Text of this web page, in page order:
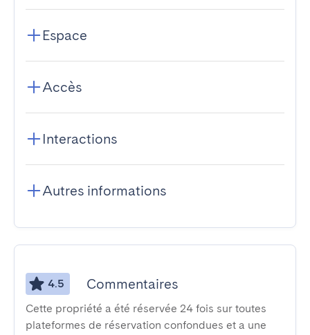
Espace
Accès
Interactions
Autres informations
4.5 Commentaires
Cette propriété a été réservée 24 fois sur toutes
plateformes de réservation confondues et a une